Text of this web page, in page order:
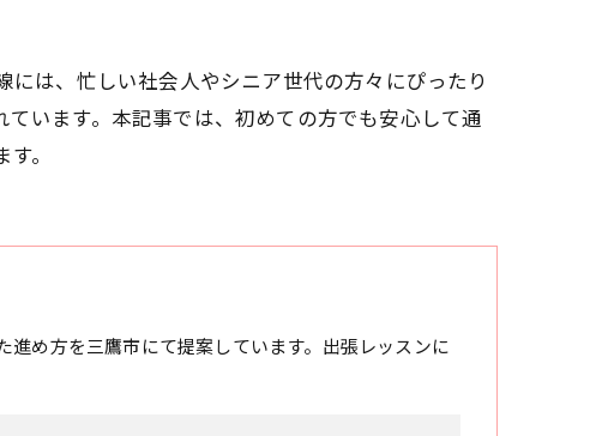
は、忙しい社会人やシニア世代の方々にぴったり
います。本記事では、初めての方でも安心して通
。
め方を三鷹市にて提案しています。出張レッスンに